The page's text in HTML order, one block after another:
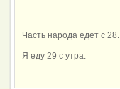
Часть народа едет с 28.
Я еду 29 с утра.